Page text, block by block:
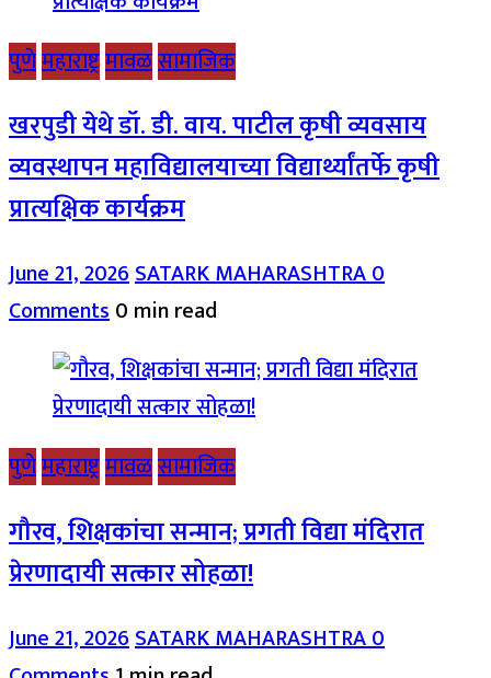
पुणेमहाराष्ट्रमावळसामाजिक
खरपुडी येथे डॉ. डी. वाय. पाटील कृषी व्यवसाय
व्यवस्थापन महाविद्यालयाच्या विद्यार्थ्यांतर्फे कृषी
प्रात्यक्षिक कार्यक्रम
June 21, 2026SATARK MAHARASHTRA0
Comments0 min read
पुणेमहाराष्ट्रमावळसामाजिक
गौरव, शिक्षकांचा सन्मान; प्रगती विद्या मंदिरात
प्रेरणादायी सत्कार सोहळा!
June 21, 2026SATARK MAHARASHTRA0